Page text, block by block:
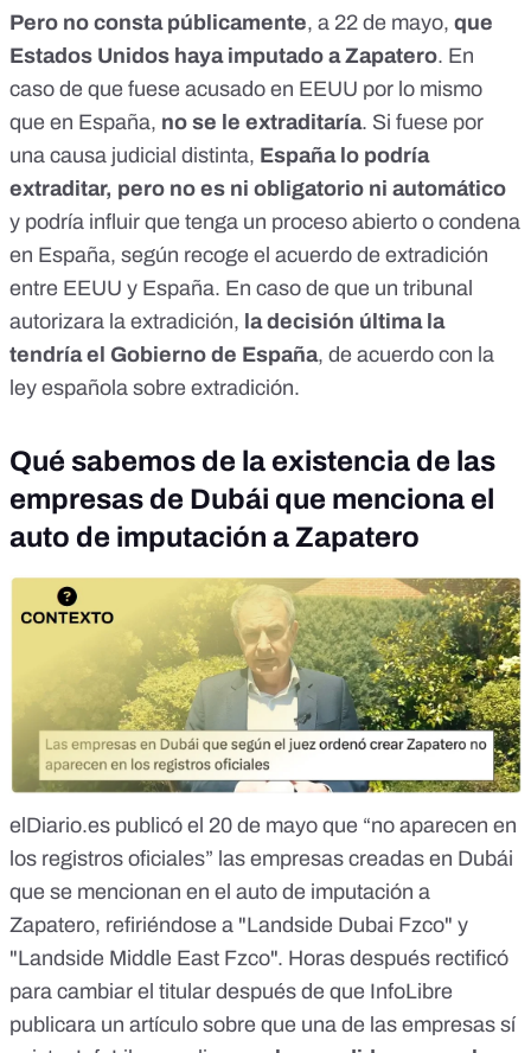
Pero no consta públicamente, a 22 de mayo, que
Estados Unidos haya imputado a Zapatero. En
caso de que fuese acusado en EEUU por lo mismo
que en España, no se le extraditaría. Si fuese por
una causa judicial distinta, España lo podría
extraditar, pero no es ni obligatorio ni automático
y podría influir que tenga un proceso abierto o condena
en España, según recoge el acuerdo de extradición
entre EEUU y España. En caso de que un tribunal
autorizara la extradición, la decisión última la
tendría el Gobierno de España, de acuerdo con la
ley española sobre extradición.
Qué sabemos de la existencia de las
empresas de Dubái que menciona el
auto de imputación a Zapatero
elDiario.es publicó el 20 de mayo que “no aparecen en
los registros oficiales” las empresas creadas en Dubái
que se mencionan en el auto de imputación a
Zapatero, refiriéndose a "Landside Dubai Fzco" y
"Landside Middle East Fzco". Horas después rectificó
para cambiar el titular después de que InfoLibre
publicara un artículo sobre que una de las empresas sí